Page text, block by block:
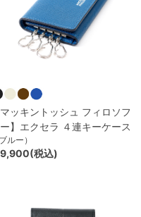
マッキントッシュ フィロソフ
】エクセラ ４連キーケース
ルー）
9,900(税込)